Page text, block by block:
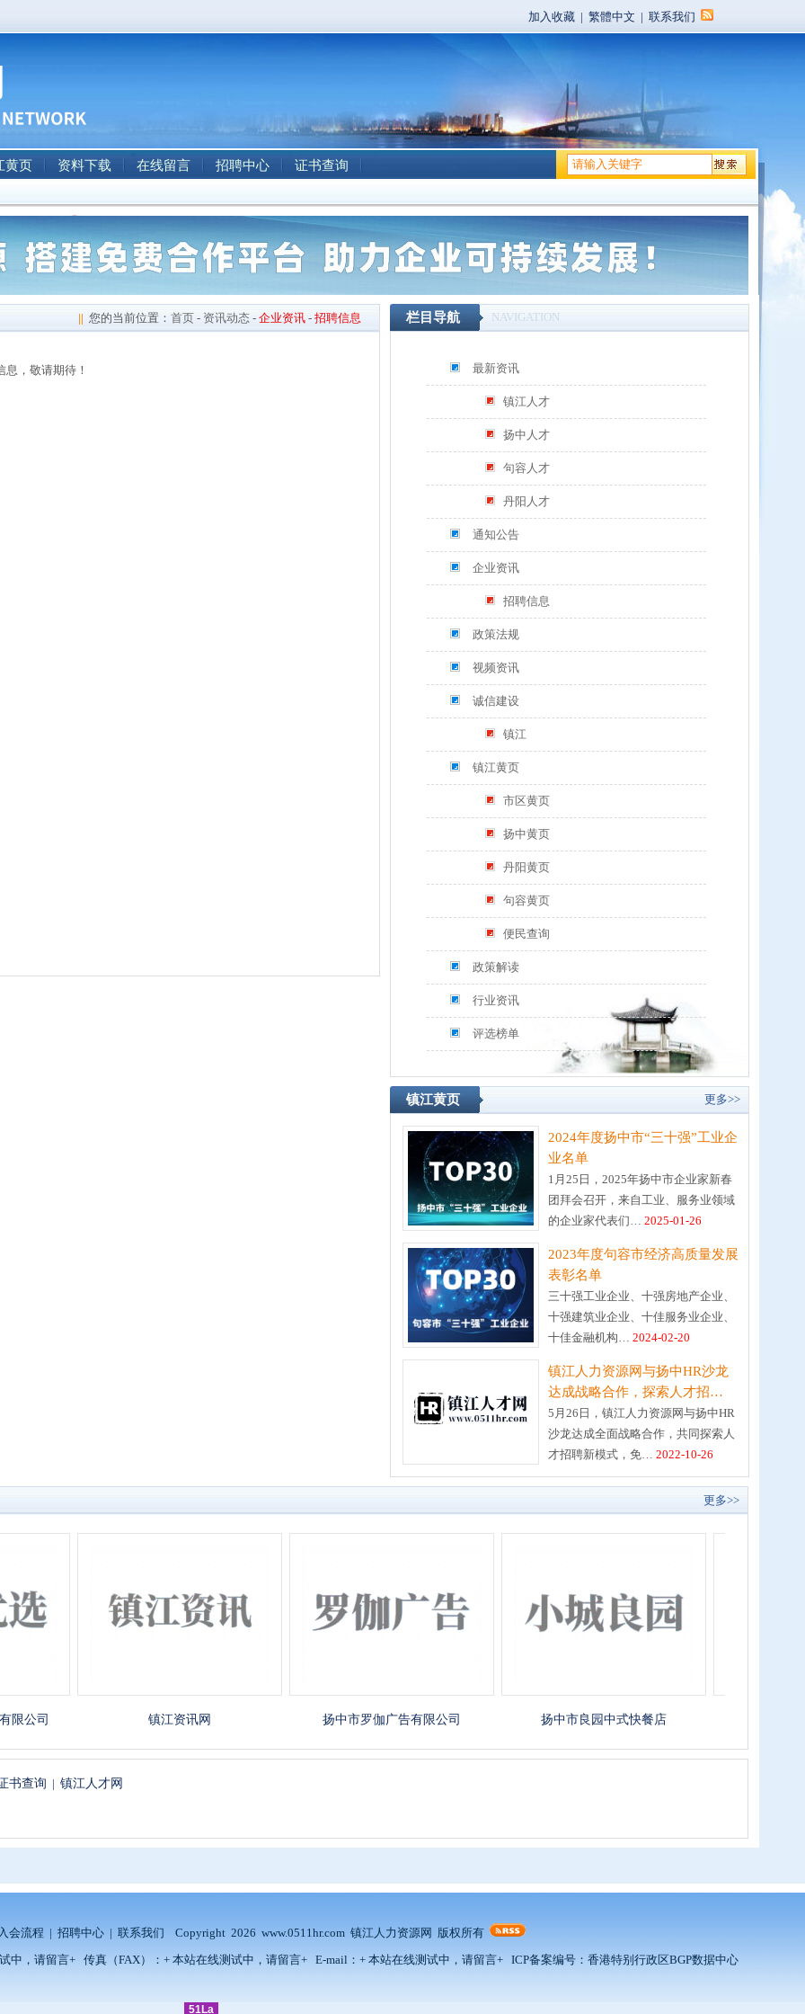
加入收藏 | 繁體中文 | 联系我们
黄页 资料下载 在线留言 招聘中心 证书查询
|| 您的当前位置： 首页 - 资讯动态 - 企业资讯 - 招聘信息
息，敬请期待！
栏目导航 NAVIGATION
最新资讯
镇江人才
扬中人才
句容人才
丹阳人才
通知公告
企业资讯
招聘信息
政策法规
视频资讯
诚信建设
镇江
镇江黄页
市区黄页
扬中黄页
丹阳黄页
句容黄页
便民查询
政策解读
行业资讯
评选榜单
镇江黄页 更多>>
2024年度扬中市“三十强”工业企
业名单
1月25日，2025年扬中市企业家新春
团拜会召开，来自工业、服务业领域
的企业家代表们… 2025-01-26
2023年度句容市经济高质量发展
表彰名单
三十强工业企业、十强房地产企业、
十强建筑业企业、十佳服务业企业、
十佳金融机构… 2024-02-20
镇江人力资源网与扬中HR沙龙
达成战略合作，探索人才招…
5月26日，镇江人力资源网与扬中HR
沙龙达成全面战略合作，共同探索人
才招聘新模式，免… 2022-10-26
更多>>
司 镇江资讯网 扬中市罗伽广告有限公司 扬中市良园中式快餐店
书查询 | 镇江人才网
会流程 | 招聘中心 | 联系我们 Copyright 2026 www.0511hr.com 镇江人力资源网 版权所有
，请留言+ 传真（FAX）：+ 本站在线测试中，请留言+ E-mail：+ 本站在线测试中，请留言+ ICP备案编号： 香港特别行政区BGP数据中心
51La